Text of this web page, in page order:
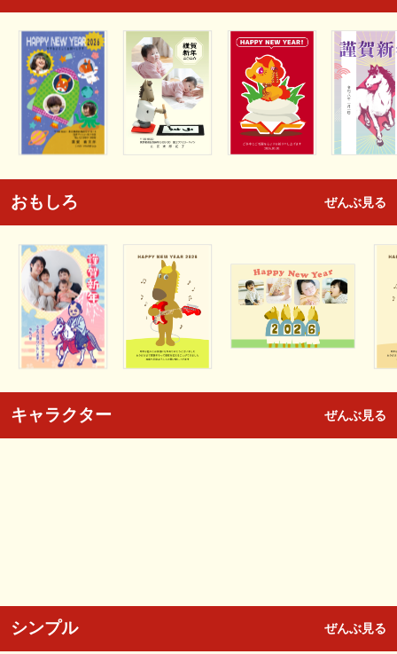
おもしろ ぜんぶ見る
キャラクター ぜんぶ見る
シンプル ぜんぶ見る